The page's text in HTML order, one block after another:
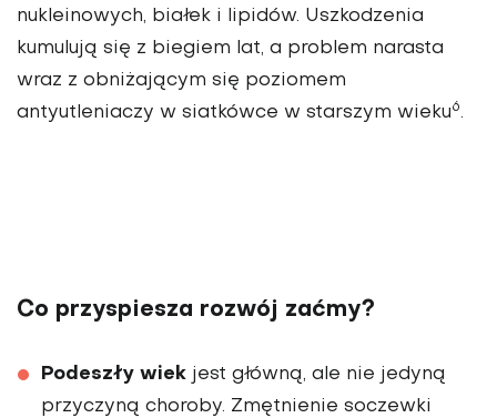
nukleinowych, białek i lipidów. Uszkodze­nia
kumulują się z biegiem lat, a problem narasta
wraz z obniżającym się poziomem
antyutleniaczy w siatków­ce w starszym wieku6.
Co przyspiesza rozwój zaćmy?
Podeszły wiek jest główną, ale nie jedyną
przyczyną cho­roby. Zmętnienie soczewki